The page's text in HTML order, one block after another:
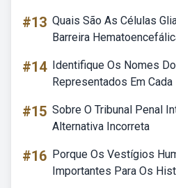
#13 Quais São As Células
Barreira
#14 Identifique Os Nomes
Representados Em
#15 Sobre O Tribunal Penal
Alternativa Incorreta
#16 Porque Os Vestígios
Importantes Para Os